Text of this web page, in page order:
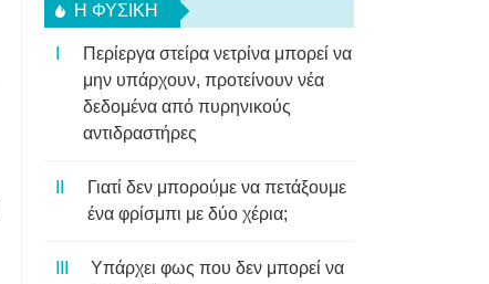
Η ΦΥΣΙΚΗ
Περίεργα στείρα νετρίνα μπορεί να
μην υπάρχουν, προτείνουν νέα
δεδομένα από πυρηνικούς
αντιδραστήρες
Γιατί δεν μπορούμε να πετάξουμε
ένα φρίσμπι με δύο χέρια;
Υπάρχει φως που δεν μπορεί να